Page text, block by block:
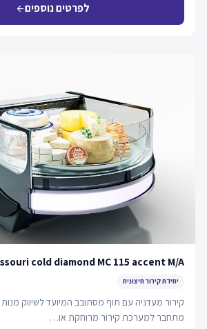
לפרטים נוספיםarrow_back
cold diamond MC 115 accent M/A
יחידת קירור חיצונית
קירור מעדניה עם תוף מסתובב המיועד לשיווק
מתחבר למערכת קירור מרוחקת או…